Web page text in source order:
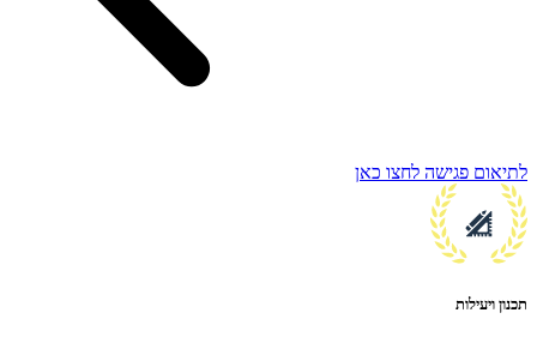
לתיאום פגישה לחצו כאן
תכנון ויעילות